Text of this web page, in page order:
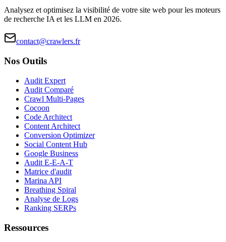
Analysez et optimisez la visibilité de votre site web pour les moteurs
de recherche IA et les LLM en 2026.
contact@crawlers.fr
Nos Outils
Audit Expert
Audit Comparé
Crawl Multi-Pages
Cocoon
Code Architect
Content Architect
Conversion Optimizer
Social Content Hub
Google Business
Audit E-E-A-T
Matrice d'audit
Marina API
Breathing Spiral
Analyse de Logs
Ranking SERPs
Ressources